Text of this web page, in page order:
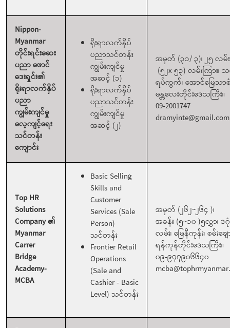
Nippon-
Myanmar
တိုင်းရင်းဆေး
ပညာ ဖောင်
ဒေးရှင်း၏
ရိုးရာလက်နှိပ်
ပညာ
ကျွမ်းကျင်မှု
လေ့ကျင့်ရေး
သင်တန်း
ကျောင်း
ရိုးရာလက်နှိပ်
ပညာသင်တန်း
ကျွမ်းကျင်မှု
အဆင့် (၁)
ရိုးရာလက်နှိပ်
ပညာသင်တန်း
ကျွမ်းကျင်မှု
အဆင့် (၂)
အမှတ် (၃၁/ ၃)၊ ၂၅ လမ်း
(၅၂x ၅၃) လမ်းကြား
ရပ်ကွက်၊ အောင်မြေသာ
မန္တလေးတိုင်းဒေသကြီး။
09-2001747
dramyinte@gmail.com
Top HR
Solutions
Company ၏
Myanmar
Carrer
Bridge
Academy-
MCBA
Basic Selling
Skills and
Customer
Services (Sale
Person)
သင်တန်း
Frontier Retail
Operations
(Sale and
Cashier - Basic
Level) သင်တန်း
အမှတ် (၂၆၂~၂၆၄ )၊
အခန်း (၅~၁၀ )၅လွှာ၊ ဒ
လမ်း၊ မြေနီကုန်း၊ စမ်းချ
ရန်ကုန်တိုင်းဒေသကြီး။
၀၉-၉၇၇၉၀၆၆၄၀